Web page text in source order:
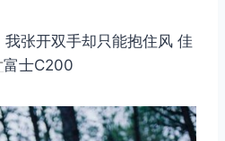
我张开双手却只能抱住风 佳
富士C200